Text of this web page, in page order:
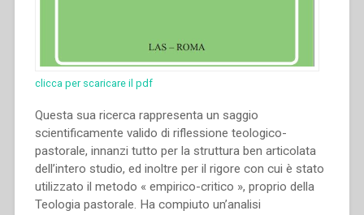
clicca per scaricare il pdf
Questa sua ricerca rappresenta un saggio
scientificamente valido di riflessione teologico-
pastorale, innanzi tutto per la struttura ben articolata
dell’intero studio, ed inoltre per il rigore con cui è stato
utilizzato il metodo « empirico-critico », proprio della
Teologia pastorale. Ha compiuto un’analisi